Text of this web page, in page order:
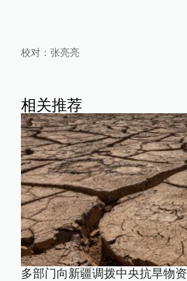
校对： 张亮亮
相关推荐
多部门向新疆调拨中央抗旱物资